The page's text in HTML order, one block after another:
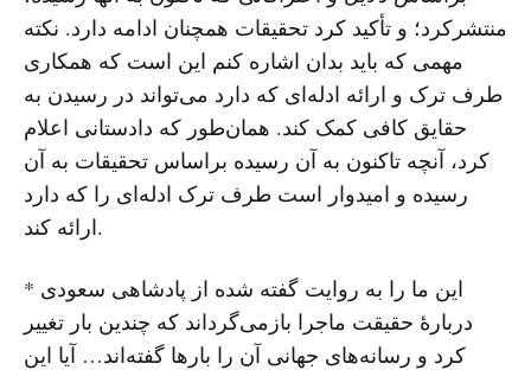
منتشرکرد؛ و تأکید کرد تحقیقات همچنان ادامه دارد. نکته
مهمی که باید بدان اشاره کنم این است که همکاری
طرف ترک و ارائه ادله‌ای که دارد می‌تواند در رسیدن به
حقایق کافی کمک کند. همان‌طور که دادستانی اعلام
کرد، آنچه تاکنون به آن رسیده براساس تحقیقات به آن
رسیده و امیدوار است طرف ترک ادله‌ای را که دارد
ارائه کند.
* این ما را به روایت گفته شده از پادشاهی سعودی
دربارهٔ حقیقت ماجرا بازمی‌گرداند که چندین بار تغییر
کرد و رسانه‌های جهانی آن را بارها گفته‌اند… آیا این